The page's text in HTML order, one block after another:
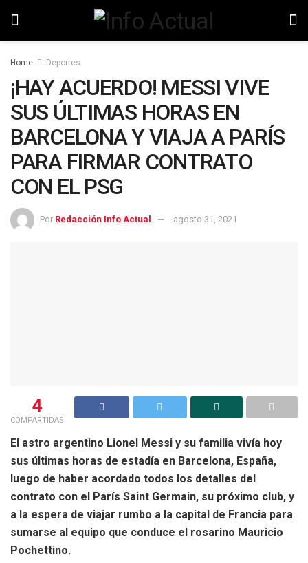
Home Deportes
¡HAY ACUERDO! MESSI VIVE
SUS ÚLTIMAS HORAS EN
BARCELONA Y VIAJA A PARÍS
PARA FIRMAR CONTRATO
CON EL PSG
Por Redacción Info Actual agosto 31, 2021
4
COMPARTIDAS
El astro argentino Lionel Messi y su familia vivía hoy
sus últimas horas de estadía en Barcelona, España,
luego de haber acordado todos los detalles del
contrato con el París Saint Germain, su próximo club, y
a la espera de viajar rumbo a la capital de Francia para
sumarse al equipo que conduce el rosarino Mauricio
Pochettino.